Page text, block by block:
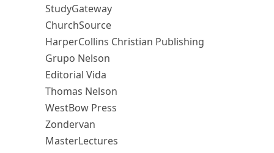
StudyGateway
ChurchSource
HarperCollins Christian Publishing
Grupo Nelson
Editorial Vida
Thomas Nelson
WestBow Press
Zondervan
MasterLectures